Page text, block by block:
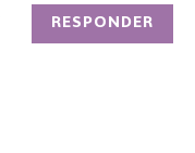
RESPONDER